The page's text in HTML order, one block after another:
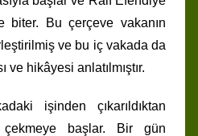
biter. Bu çerçeve vakanın
ve bu iç vakada da
ve hikâyesi anlatılmıştır.
işinden çıkarıldıktan
çekmeye başlar. Bir gün